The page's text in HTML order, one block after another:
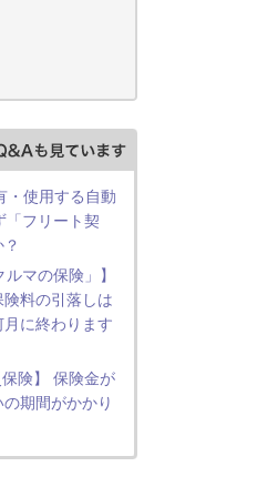
・使用する自動
「フリート契
マの保険」】
料の引落しは
に終わります
保険】 保険金が
期間がかかり